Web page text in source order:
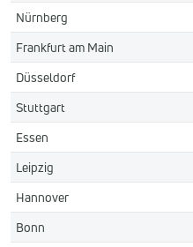
Nürnberg
Frankfurt am Main
Düsseldorf
Stuttgart
Essen
Leipzig
Hannover
Bonn